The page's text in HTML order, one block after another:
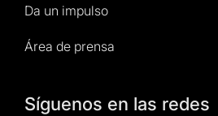
Da un impulso
Área de prensa
Síguenos en las redes